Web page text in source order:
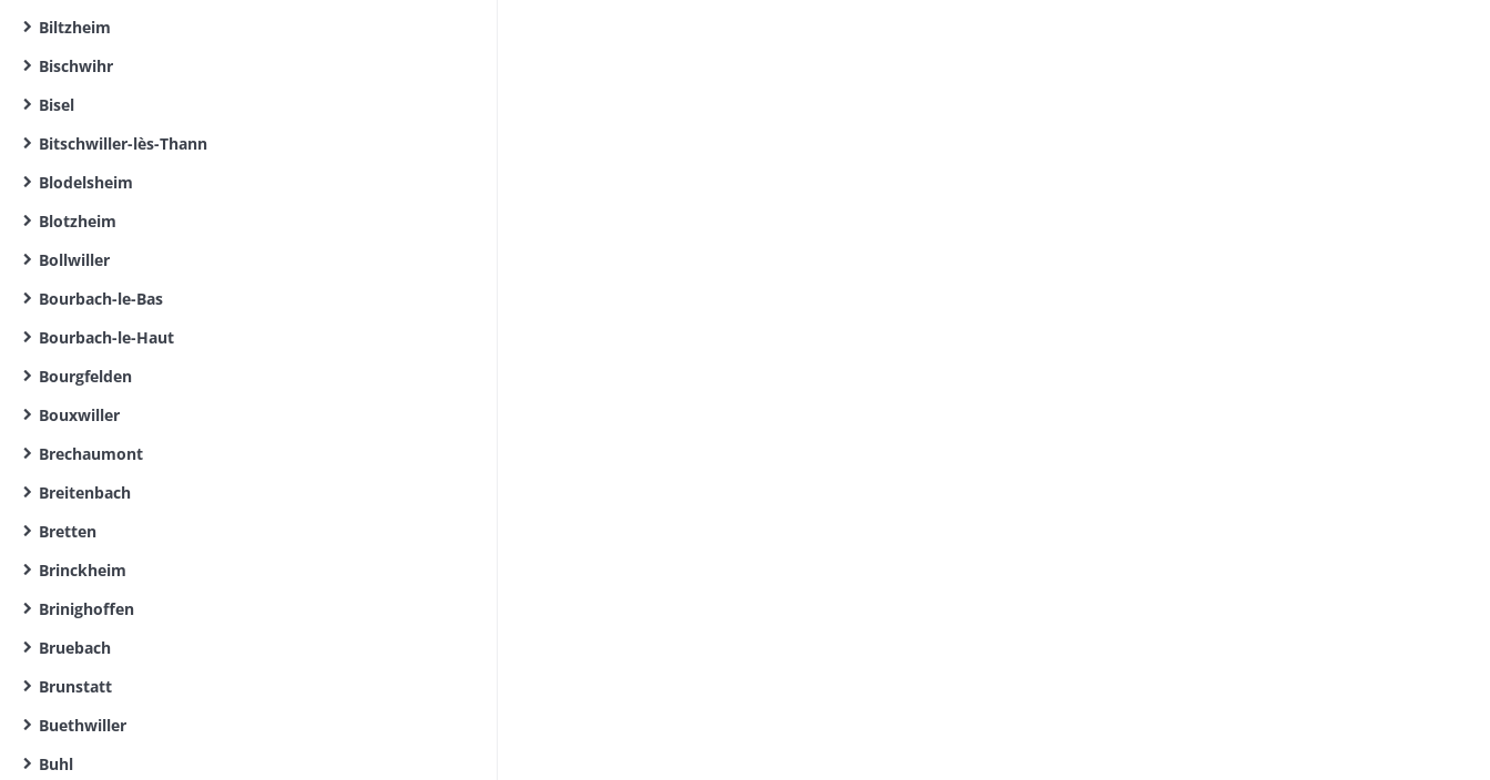
Biltzheim
Bischwihr
Bisel
Bitschwiller-lès-Thann
Blodelsheim
Blotzheim
Bollwiller
Bourbach-le-Bas
Bourbach-le-Haut
Bourgfelden
Bouxwiller
Brechaumont
Breitenbach
Bretten
Brinckheim
Brinighoffen
Bruebach
Brunstatt
Buethwiller
Buhl